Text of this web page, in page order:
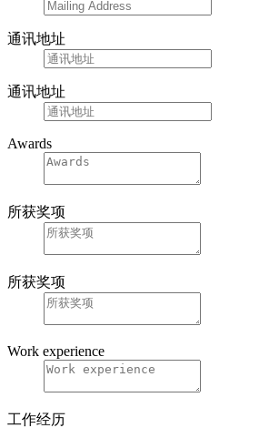
通讯地址
通讯地址
Awards
所获奖项
所获奖项
Work experience
工作经历